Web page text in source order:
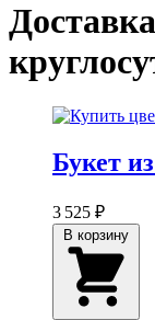
Букет
3 525 ₽